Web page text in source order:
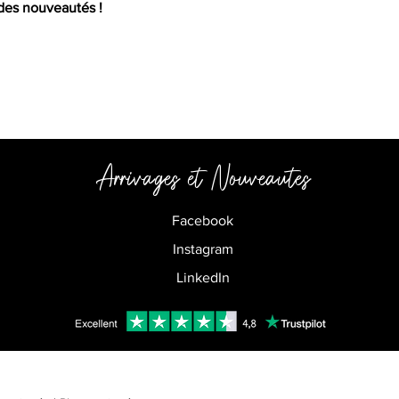
nouveautés !
Arrivages etNouveautes
Facebook
Instagram
LinkedIn